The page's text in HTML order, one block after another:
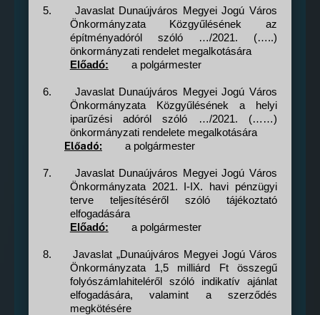
5.
Javaslat Dunaújváros Megyei Jogú Város
Önkormányzata Közgyűlésének az
építményadóról szóló …/2021. (…..)
önkormányzati rendelet megalkotására
Előadó:
a polgármester
6.
Javaslat Dunaújváros Megyei Jogú Város
Önkormányzata Közgyűlésének a helyi
iparűzési adóról szóló …/2021. (……)
önkormányzati rendelete megalkotására
Előadó: a polgármester
7.
Javaslat Dunaújváros Megyei Jogú Város
Önkormányzata 2021. I-IX. havi pénzügyi
terve teljesítéséről szóló tájékoztató
elfogadására
Előadó:
a polgármester
8.
Javaslat „Dunaújváros Megyei Jogú Város
Önkormányzata 1,5 milliárd Ft összegű
folyószámlahiteléről szóló indikatív ajánlat
elfogadására, valamint a szerződés
megkötésére